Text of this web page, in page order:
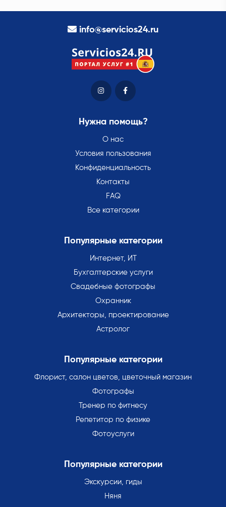
info@servicios24.ru
Нужна помощь?
О нас
Условия пользования
Конфиденциальность
Контакты
FAQ
Все категории
Популярные категории
Интернет, ИТ
Бухгалтерские услуги
Свадебные фотографы
Охранник
Архитекторы, проектирование
Астролог
Популярные категории
Флорист, салон цветов, цветочный магазин
Фотографы
Тренер по фитнесу
Репетитор по физике
Фотоуслуги
Популярные категории
Экскурсии, гиды
Няня